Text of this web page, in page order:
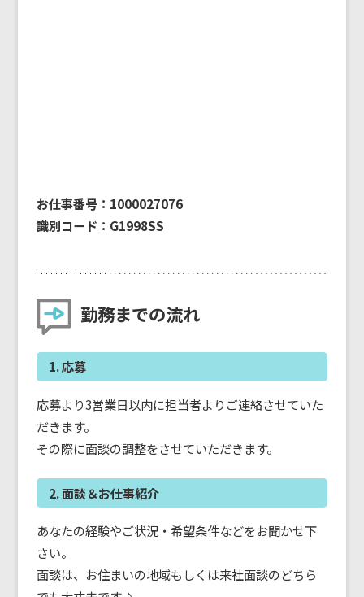
お仕事番号：1000027076
識別コード：G1998SS
勤務までの流れ
1. 応募
応募より3営業日以内に担当者よりご連絡させていた
だきます。
その際に面談の調整をさせていただきます。
2. 面談＆お仕事紹介
あなたの経験やご状況・希望条件などをお聞かせ下
さい。
面談は、お住まいの地域もしくは来社面談のどちら